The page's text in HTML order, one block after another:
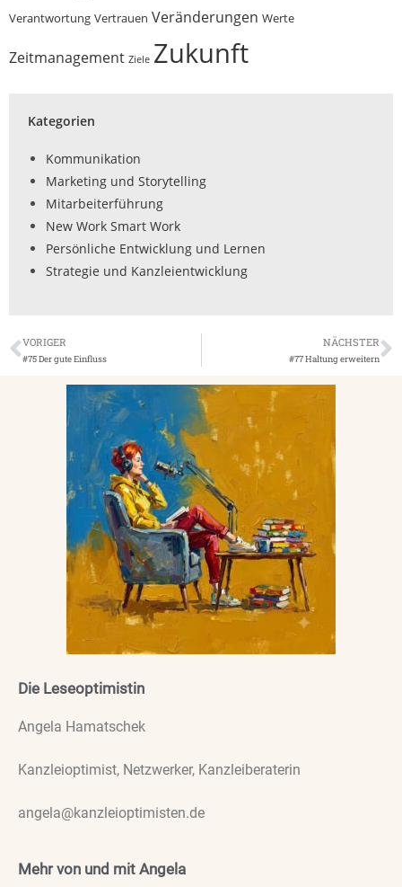
Verantwortung Vertrauen Veränderungen Werte
Zeitmanagement Ziele Zukunft
Kategorien
Kommunikation
Marketing und Storytelling
Mitarbeiterführung
New Work Smart Work
Persönliche Entwicklung und Lernen
Strategie und Kanzleientwicklung
VORIGER
#75 Der gute Einfluss
NÄCHSTER
#77 Haltung erweitern
Die Leseoptimistin
Angela Hamatschek
Kanzleioptimist, Netzwerker, Kanzleiberaterin
angela@kanzleioptimisten.de
Mehr von und mit Angela